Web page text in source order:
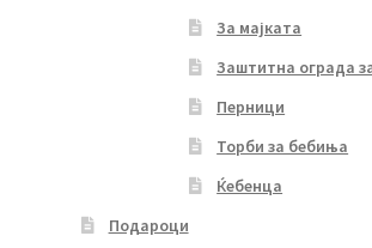
За мајката
Заштитна ограда
Перници
Торби за бебиња
Ќебенца
Подароци